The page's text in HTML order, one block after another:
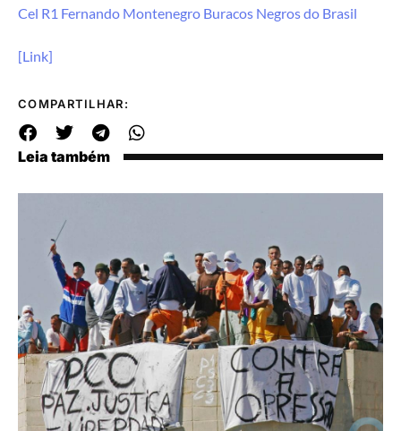
Cel R1 Fernando Montenegro Buracos Negros do Brasil
[Link]
COMPARTILHAR:
Leia também